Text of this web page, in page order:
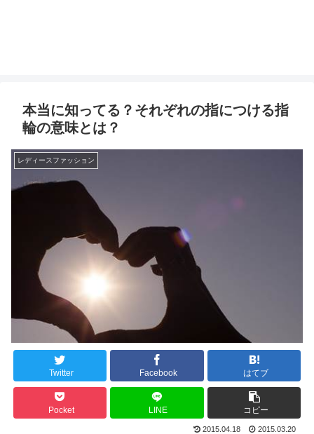
本当に知ってる？それぞれの指につける指
輪の意味とは？
レディースファッション
Twitter Facebook はてブ
Pocket LINE コピー
2015.04.18 2015.03.20